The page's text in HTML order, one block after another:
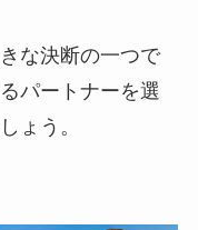
な決断の一つで
パートナーを選
ょう。